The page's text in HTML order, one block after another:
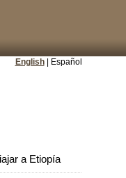
English| Español
a Etiopía